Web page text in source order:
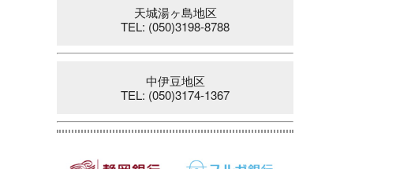
天城湯ヶ島地区
TEL: (050)3198-8788
中伊豆地区
TEL: (050)3174-1367